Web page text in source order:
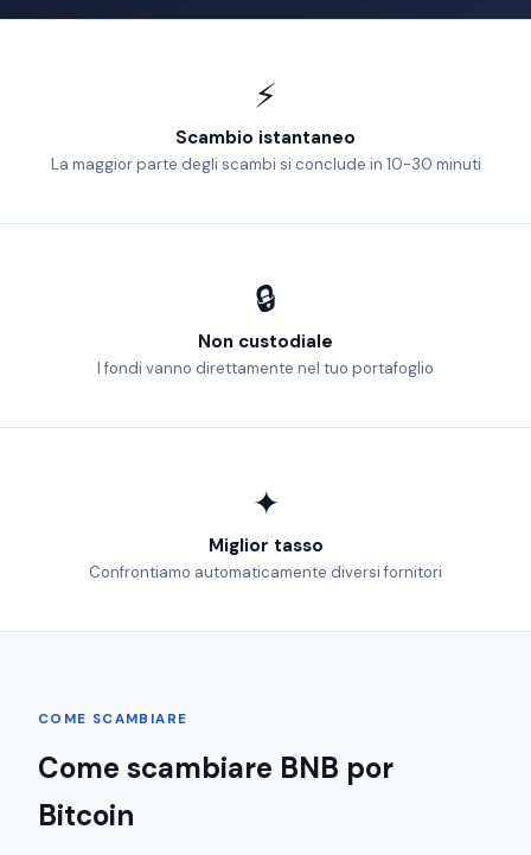
⚡
Scambio istantaneo
La maggior parte degli scambi si conclude in 10-30 minuti
🔒
Non custodiale
I fondi vanno direttamente nel tuo portafoglio
✦
Miglior tasso
Confrontiamo automaticamente diversi fornitori
COME SCAMBIARE
Come scambiare BNB por
Bitcoin